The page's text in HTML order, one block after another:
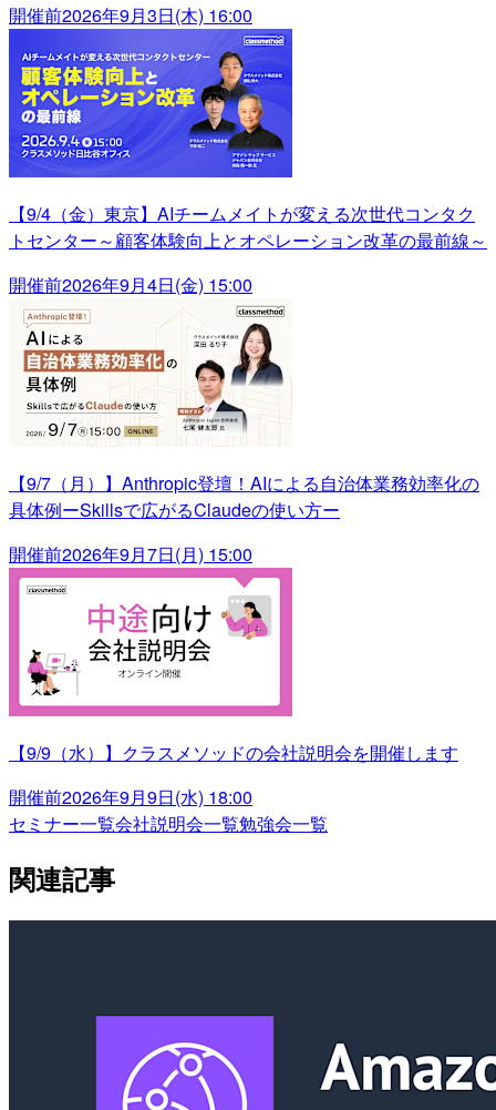
開催前2026年9月3日(木) 16:00
【9/4（金）東京】AIチームメイトが変える次世代コンタク
トセンター～顧客体験向上とオペレーション改革の最前線～
開催前2026年9月4日(金) 15:00
【9/7（月）】Anthropic登壇！AIによる自治体業務効率化の
具体例ーSkillsで広がるClaudeの使い方ー
開催前2026年9月7日(月) 15:00
【9/9（水）】クラスメソッドの会社説明会を開催します
開催前2026年9月9日(水) 18:00
セミナー一覧会社説明会一覧勉強会一覧
関連記事